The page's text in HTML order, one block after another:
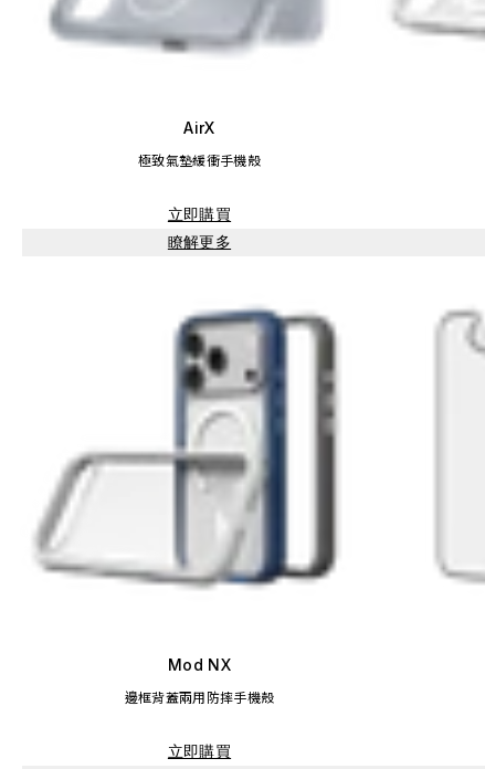
AirX
極致氣墊緩衝手機殼
立即購買
瞭解更多
Mod NX
邊框背蓋兩用防摔手機殼
立即購買